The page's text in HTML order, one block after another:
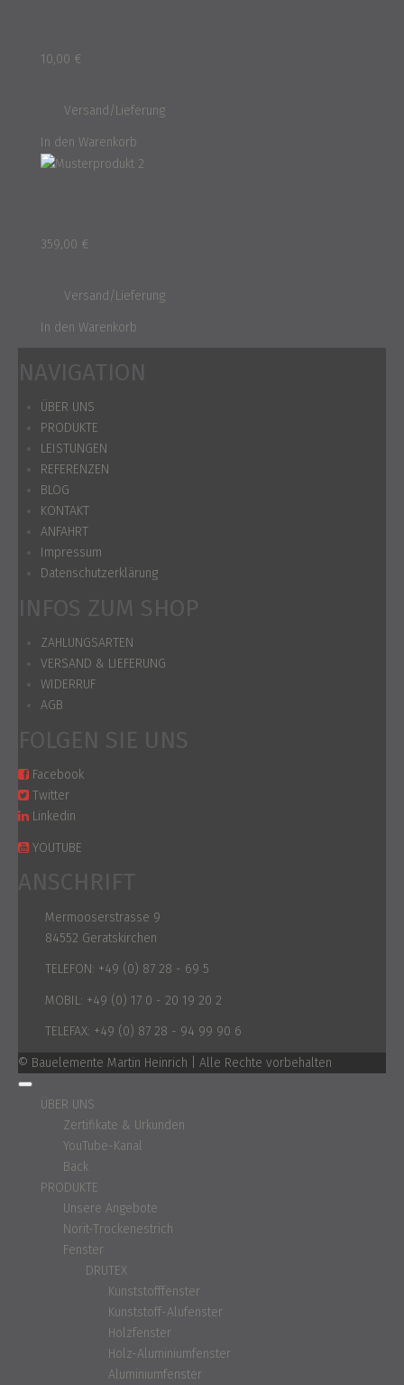
10,00 €
Versand/Lieferung
In den Warenkorb
359,00 €
Versand/Lieferung
In den Warenkorb
NAVIGATION
ÜBER UNS
PRODUKTE
LEISTUNGEN
REFERENZEN
BLOG
KONTAKT
ANFAHRT
Impressum
Datenschutzerklärung
INFOS ZUM SHOP
ZAHLUNGSARTEN
VERSAND & LIEFERUNG
WIDERRUF
AGB
FOLGEN SIE UNS
Facebook
Twitter
Linkedin
YOUTUBE
ANSCHRIFT
Mermooserstrasse 9
84552 Geratskirchen
TELEFON: +49 (0) 87 28 - 69 5
MOBIL: +49 (0) 17 0 - 20 19 20 2
TELEFAX: +49 (0) 87 28 - 94 99 90 6
© Bauelemente Martin Heinrich | Alle Rechte vorbehalten
ÜBER UNS
Zertifikate & Urkunden
YouTube-Kanal
Back
PRODUKTE
Unsere Angebote
Norit-Trockenestrich
Fenster
DRUTEX
Kunststofffenster
Kunststoff-Alufenster
Holzfenster
Holz-Aluminiumfenster
Aluminiumfenster